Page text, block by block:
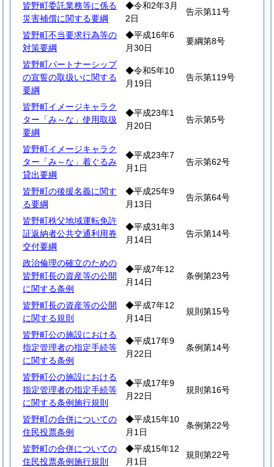
皆野町委託業務等に係る
災害補償に関する要綱
◆令和2年3月
2日
告示第11号
皆野町不当要求行為等の
対策要綱
◆平成16年6
月30日
要綱第8号
皆野町パートナーシップ
の宣誓の取扱いに関する
要綱
◆令和5年10
月19日
告示第119号
皆野町イメージキャラク
ター「み～な」使用取扱
要綱
◆平成23年1
月20日
告示第5号
皆野町イメージキャラク
ター「み～な」着ぐるみ
貸出要綱
◆平成23年7
月1日
告示第62号
皆野町の後援名義に関す
る要綱
◆平成25年9
月13日
告示第64号
皆野町秩父地域運転免許
証返納者公共交通利用券
交付要綱
◆平成31年3
月14日
告示第14号
政治倫理の確立のための
皆野町長の資産等の公開
に関する条例
◆平成7年12
月14日
条例第23号
皆野町長の資産等の公開
に関する規則
◆平成7年12
月14日
規則第15号
皆野町公の施設における
指定管理者の指定手続等
に関する条例
◆平成17年9
月22日
条例第14号
皆野町公の施設における
指定管理者の指定手続等
に関する条例施行規則
◆平成17年9
月22日
規則第16号
皆野町の合併についての
住民投票条例
◆平成15年10
月1日
条例第22号
皆野町の合併についての
住民投票条例施行規則
◆平成15年12
月1日
規則第22号